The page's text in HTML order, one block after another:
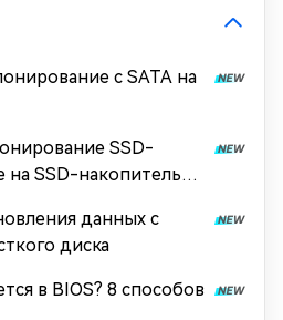
с SATA на
SSD-
на SSD-накопитель
данных с
диска
в BIOS? 8 способов